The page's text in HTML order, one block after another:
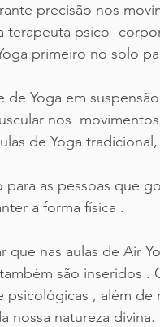
precisão nos
terapeuta psico-
primeiro no solo
de Yoga em
nos
de Yoga
as pessoas que
a forma física .
que nas aulas de Air
são inseridos .
psicológicas , além
nossa natureza divina.